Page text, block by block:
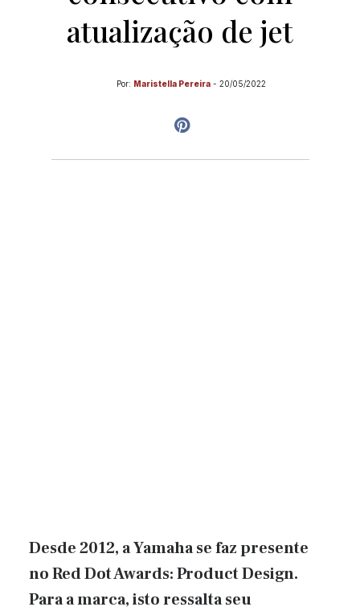
atualização de jet
Por: Maristella Pereira - 20/05/2022
Desde 2012, a Yamaha se faz presente
no Red Dot Awards: Product Design.
Para a marca, isto ressalta seu